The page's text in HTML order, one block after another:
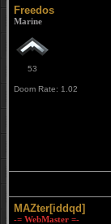
Freedos
Marine
53
Doom Rate: 1.02
MAZter[iddqd]
-= WebMaster =-